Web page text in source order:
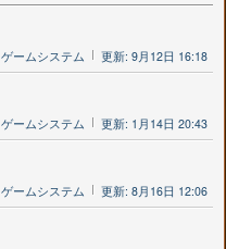
ゲームシステム 更新: 9月12日 16:18
ゲームシステム 更新: 1月14日 20:43
ゲームシステム 更新: 8月16日 12:06